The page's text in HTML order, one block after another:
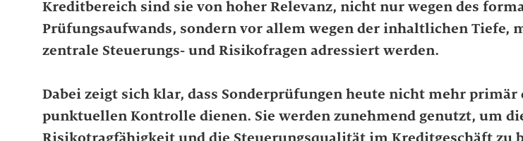
Kreditbereich sind sie von hoher Relevanz, nicht nur wegen des
Prüfungsaufwands, sondern vor allem wegen der inhaltlichen Tiefe,
zentrale Steuerungs‑ und Risikofragen adressiert werden.
Dabei zeigt sich klar, dass Sonderprüfungen heute nicht mehr primär
punktuellen Kontrolle dienen. Sie werden zunehmend genutzt, um
Risikotragfähigkeit und die Steuerungsqualität im Kreditgeschäft zu